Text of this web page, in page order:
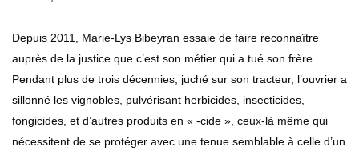
Depuis 2011, Marie-Lys Bibeyran essaie de faire reconnaître
auprès de la justice que c’est son métier qui a tué son frère.
Pendant plus de trois décennies, juché sur son tracteur, l’ouvrier a
sillonné les vignobles, pulvérisant herbicides, insecticides,
fongicides, et d’autres produits en « -cide », ceux-là même qui
nécessitent de se protéger avec une tenue semblable à celle d’un